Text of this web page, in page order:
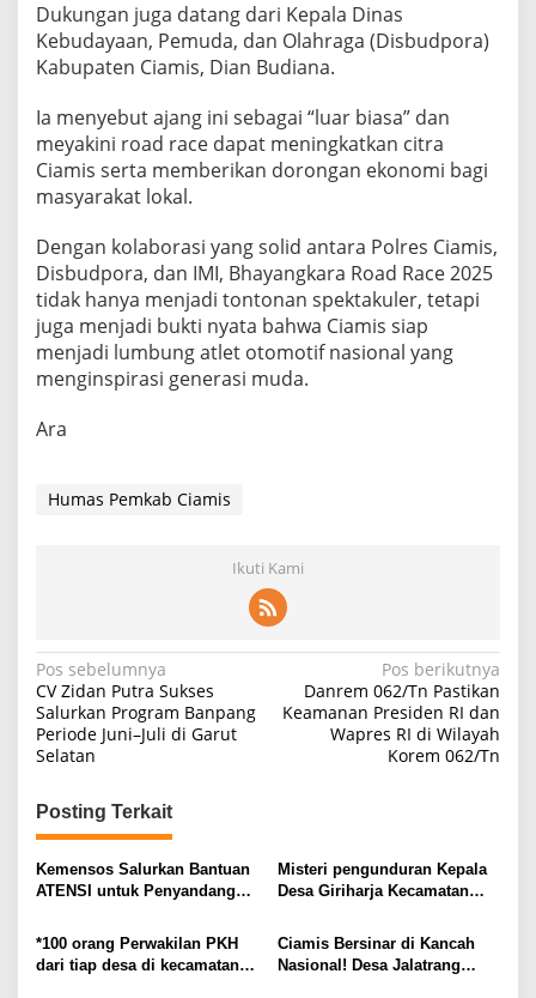
Dukungan juga datang dari Kepala Dinas
Kebudayaan, Pemuda, dan Olahraga (Disbudpora)
Kabupaten Ciamis, Dian Budiana.
Ia menyebut ajang ini sebagai “luar biasa” dan
meyakini road race dapat meningkatkan citra
Ciamis serta memberikan dorongan ekonomi bagi
masyarakat lokal.
Dengan kolaborasi yang solid antara Polres Ciamis,
Disbudpora, dan IMI, Bhayangkara Road Race 2025
tidak hanya menjadi tontonan spektakuler, tetapi
juga menjadi bukti nyata bahwa Ciamis siap
menjadi lumbung atlet otomotif nasional yang
menginspirasi generasi muda.
Ara
Humas Pemkab Ciamis
Ikuti Kami
Navigasi
pos
Pos sebelumnya
CV Zidan Putra Sukses
Salurkan Program Banpang
Periode Juni–Juli di Garut
Selatan
Pos berikutnya
Danrem 062/Tn Pastikan
Keamanan Presiden RI dan
Wapres RI di Wilayah
Korem 062/Tn
Posting Terkait
Kemensos Salurkan Bantuan
ATENSI untuk Penyandang
Semoga Meningkatkan
Kesejahteraan!
Misteri pengunduran Kepala
Desa Giriharja Kecamatan
*100 orang Perwakilan PKH
dari tiap desa di kecamatan
Ciamis Bersinar di Kancah
Nasional! Desa Jalatrang